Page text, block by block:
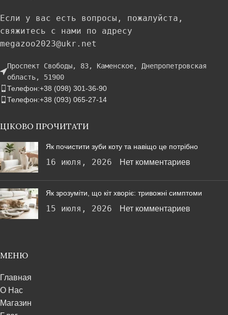
Если у вас есть вопросы, пожалуйста,
свяжитесь с нами по адресу
megazoo2023@ukr.net
Проспект Свободы, 83, Каменское, Днепропетровская
область, 51900
Телефон:+38 (098) 301-36-90
Телефон:+38 (093) 065-27-14
ЦІКОВО ПРОЧИТАТИ
Як почистити зуби коту та навіщо це потрібно
16 июля, 2026 Нет комментариев
Як зрозуміти, що кіт хворіє: тривожні симптоми
15 июля, 2026 Нет комментариев
МЕНЮ
Главная
О Нас
Магазин